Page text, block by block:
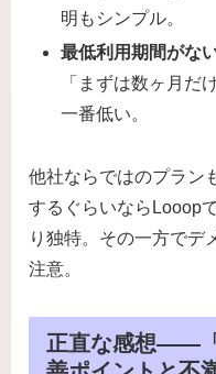
明もシンプル。
最低利用期間がな
「まずは数ヶ月だ
一番低い。
他社ならではのプラン
するぐらいならLooop
り独特。その一方でデ
注意。
正直な感想――